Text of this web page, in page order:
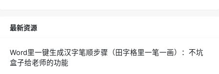
最新资源
Word里一键生成汉字笔顺步骤（田字格里一笔一画）：不坑
盒子给老师的功能